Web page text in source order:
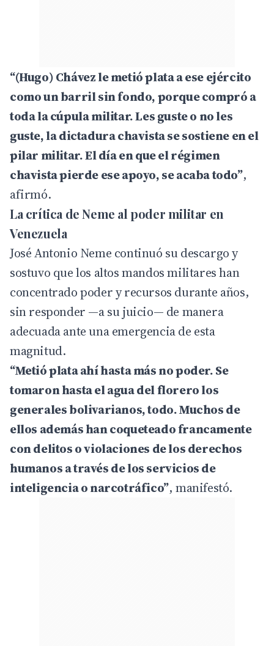
“(Hugo) Chávez le metió plata a ese ejército
como un barril sin fondo, porque compró a
toda la cúpula militar. Les guste o no les
guste, la dictadura chavista se sostiene en el
pilar militar. El día en que el régimen
chavista pierde ese apoyo, se acaba todo”,
afirmó.
La crítica de Neme al poder militar en
Venezuela
José Antonio Neme continuó su descargo y
sostuvo que los altos mandos militares han
concentrado poder y recursos durante años,
sin responder —a su juicio— de manera
adecuada ante una emergencia de esta
magnitud.
“Metió plata ahí hasta más no poder. Se
tomaron hasta el agua del florero los
generales bolivarianos, todo. Muchos de
ellos además han coqueteado francamente
con delitos o violaciones de los derechos
humanos a través de los servicios de
inteligencia o narcotráfico”, manifestó.